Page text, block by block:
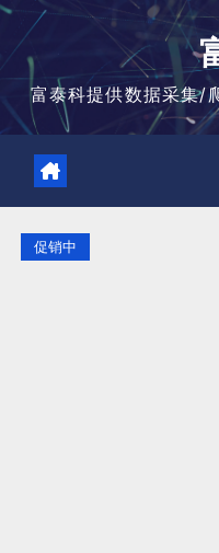
跳
富泰科提供数据采集/
促销中